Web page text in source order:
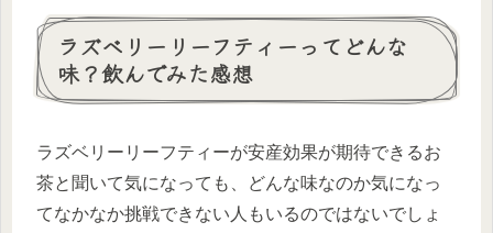
ラズベリーリーフティーってどんな
味？飲んでみた感想
ラズベリーリーフティーが安産効果が期待できるお
茶と聞いて気になっても、どんな味なのか気になっ
てなかなか挑戦できない人もいるのではないでしょ